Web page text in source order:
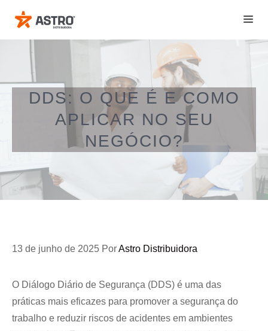
para
o
conteúdo
DDS: O QUE É E COMO
APLICAR NO SEU
NEGÓCIO?
13 de junho de 2025 PorAstro Distribuidora
O Diálogo Diário de Segurança (DDS) é uma das
práticas mais eficazes para promover a segurança do
trabalho e reduzir riscos de acidentes em ambientes